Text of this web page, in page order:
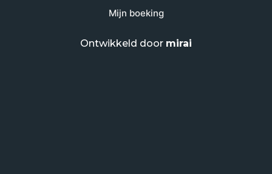
Mijn boeking
Ontwikkeld door mirai